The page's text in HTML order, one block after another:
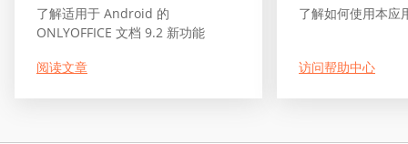
了解适用于 Android 的
ONLYOFFICE 文档 9.2 新功能
阅读文章
了解如何使用本应
访问帮助中心